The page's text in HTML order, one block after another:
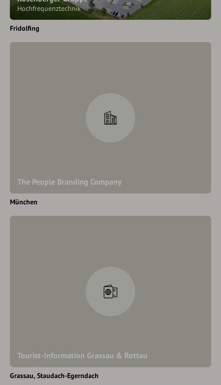
Hochfrequenztechnik
Fridolfing
The People Branding Company
München
Tourist-Information Grassau & Rottau
Grassau Staudach-Egerndach